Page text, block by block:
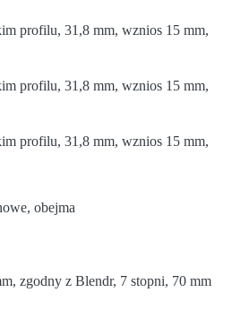
profilu, 31,8 mm, wznios 15 mm,
profilu, 31,8 mm, wznios 15 mm,
profilu, 31,8 mm, wznios 15 mm,
obejma
zgodny z Blendr, 7 stopni, 70 mm